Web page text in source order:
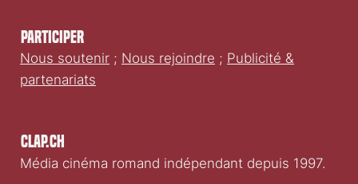
Clap.ch
Média cinéma romand indépendant depuis 1997.
Participer
Nous soutenir ; Nous rejoindre ; Publicité &
partenariats